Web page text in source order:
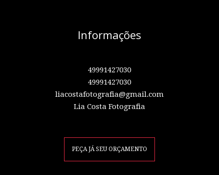
Informações
49991427030
49991427030
liacostafotografia@gmail.com
Lia Costa Fotografia
PEÇA JÁ SEU ORÇAMENTO